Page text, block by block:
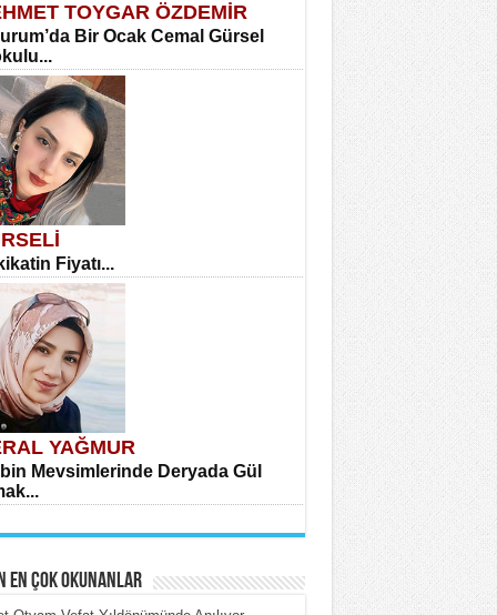
TOYGAR ÖZDEMİR
Bir Ocak Cemal Gürsel
Fiyatı...
YAĞMUR
Mevsimlerinde Deryada Gül
EN ÇOK OKUNANLAR